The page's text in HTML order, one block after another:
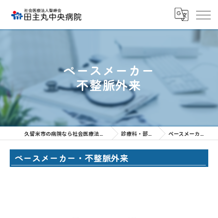
ペースメーカー
不整脈外来
診療科・部門のご紹介 ペースメーカー 不整脈外来
ペースメーカー・不整脈外来